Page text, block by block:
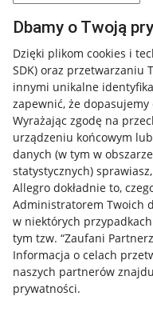
Dbamy o Twoją
Dzięki plikom cookies i
SDK) oraz przetwarzaniu
innymi unikalne
zapewnić, że
Wyrażając zgodę na
urządzeniu końcowym
danych (w tym w
statystycznych)
Allegro dokładnie to,
Administratorem Twoich
w niektórych
tym tzw. “Zaufani
Informacja o celach
naszych partnerów
prywatności.
Przydatne informacje
Jak to działa